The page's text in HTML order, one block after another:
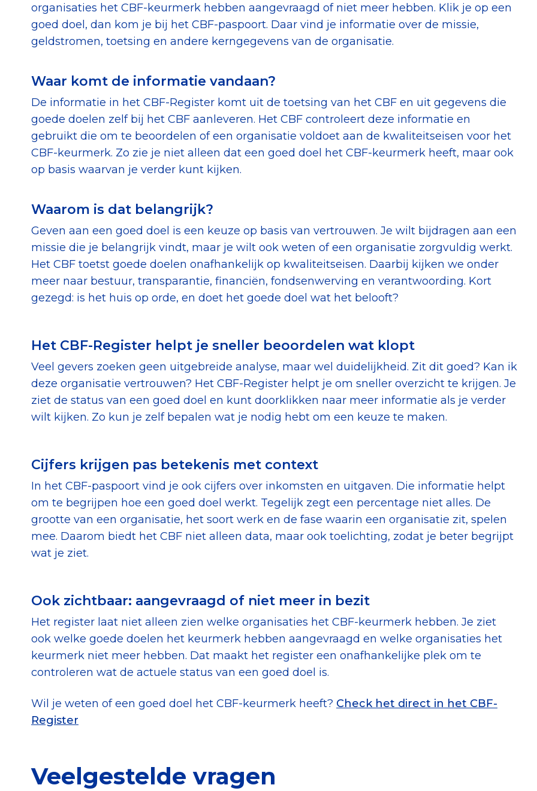
organisaties het CBF-keurmerk hebben aangevraagd of niet meer hebben. Klik je op een
goed doel, dan kom je bij het CBF-paspoort. Daar vind je informatie over de missie,
geldstromen, toetsing en andere kerngegevens van de organisatie.
Waar komt de informatie vandaan?
De informatie in het CBF-Register komt uit de toetsing van het CBF en uit gegevens die
goede doelen zelf bij het CBF aanleveren. Het CBF controleert deze informatie en
gebruikt die om te beoordelen of een organisatie voldoet aan de kwaliteitseisen voor het
CBF-keurmerk. Zo zie je niet alleen dat een goed doel het CBF-keurmerk heeft, maar ook
op basis waarvan je verder kunt kijken.
Waarom is dat belangrijk?
Geven aan een goed doel is een keuze op basis van vertrouwen. Je wilt bijdragen aan een
missie die je belangrijk vindt, maar je wilt ook weten of een organisatie zorgvuldig werkt.
Het CBF toetst goede doelen onafhankelijk op kwaliteitseisen. Daarbij kijken we onder
meer naar bestuur, transparantie, financiën, fondsenwerving en verantwoording. Kort
gezegd: is het huis op orde, en doet het goede doel wat het belooft?
Het CBF-Register helpt je sneller beoordelen wat klopt
Veel gevers zoeken geen uitgebreide analyse, maar wel duidelijkheid. Zit dit goed? Kan ik
deze organisatie vertrouwen? Het CBF-Register helpt je om sneller overzicht te krijgen. Je
ziet de status van een goed doel en kunt doorklikken naar meer informatie als je verder
wilt kijken. Zo kun je zelf bepalen wat je nodig hebt om een keuze te maken.
Cijfers krijgen pas betekenis met context
In het CBF-paspoort vind je ook cijfers over inkomsten en uitgaven. Die informatie helpt
om te begrijpen hoe een goed doel werkt. Tegelijk zegt een percentage niet alles. De
grootte van een organisatie, het soort werk en de fase waarin een organisatie zit, spelen
mee. Daarom biedt het CBF niet alleen data, maar ook toelichting, zodat je beter begrijpt
wat je ziet.
Ook zichtbaar: aangevraagd of niet meer in bezit
Het register laat niet alleen zien welke organisaties het CBF-keurmerk hebben. Je ziet
ook welke goede doelen het keurmerk hebben aangevraagd en welke organisaties het
keurmerk niet meer hebben. Dat maakt het register een onafhankelijke plek om te
controleren wat de actuele status van een goed doel is.
Wil je weten of een goed doel het CBF-keurmerk heeft? Check het direct in het CBF-
Register
Veelgestelde vragen